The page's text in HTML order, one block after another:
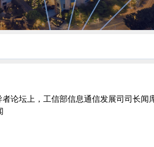
论坛上，工信部信息通信发展司司长闻